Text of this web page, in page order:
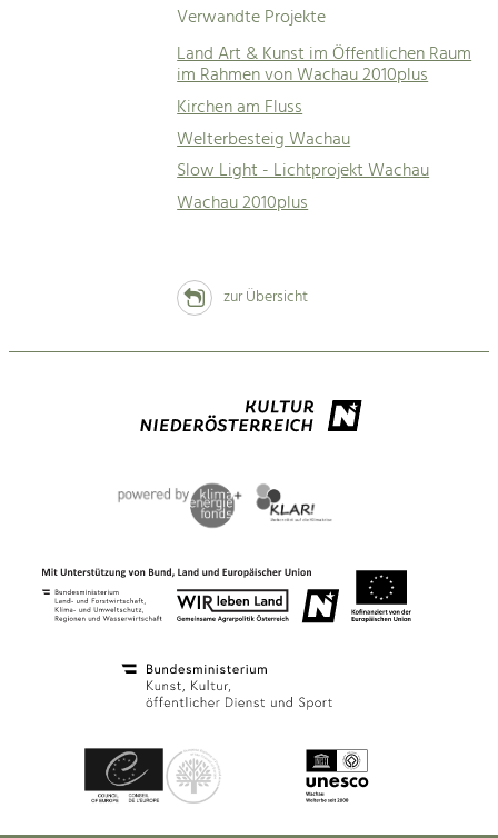
Verwandte Projekte
Land Art & Kunst im Öffentlichen Raum
im Rahmen von Wachau 2010plus
Kirchen am Fluss
Welterbesteig Wachau
Slow Light - Lichtprojekt Wachau
Wachau 2010plus
zur Übersicht